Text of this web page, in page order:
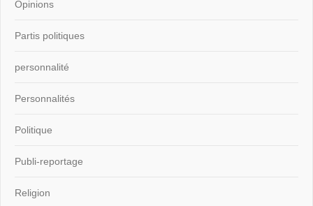
Opinions
Partis politiques
personnalité
Personnalités
Politique
Publi-reportage
Religion